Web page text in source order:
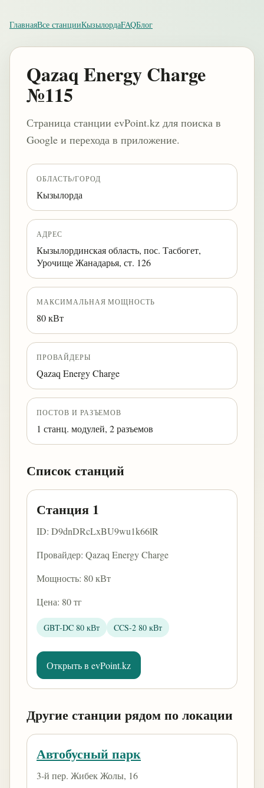
ГлавнаяВсе станцииКызылордаFAQБлог
Qazaq Energy Charge
№115
Страница станции evPoint.kz для поиска в
Google и перехода в приложение.
ОБЛАСТЬ/ГОРОД
Кызылорда
АДРЕС
Кызылординская область, пос. Тасбогет,
Урочище Жанадарья, ст. 126
МАКСИМАЛЬНАЯ МОЩНОСТЬ
80 кВт
ПРОВАЙДЕРЫ
Qazaq Energy Charge
ПОСТОВ И РАЗЪЕМОВ
1 станц. модулей, 2 разъемов
Список станций
Станция 1
ID: D9dnDRcLxBU9wu1k66lR
Провайдер: Qazaq Energy Charge
Мощность: 80 кВт
Цена: 80 тг
GBT-DC 80 кВт CCS-2 80 кВт
Открыть в evPoint.kz
Другие станции рядом по локации
Автобусный парк
3-й пер. Жибек Жолы, 16